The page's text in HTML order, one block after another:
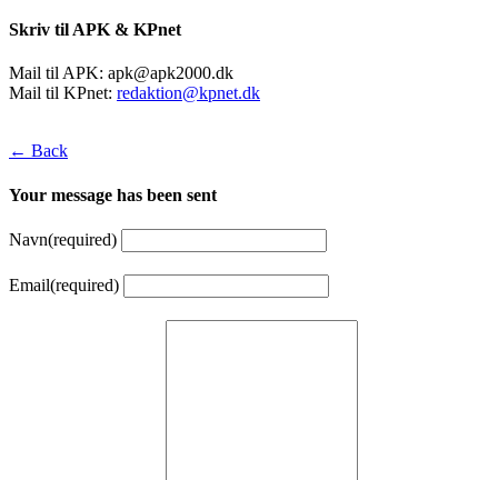
Skriv til APK & KPnet
Mail til APK: apk@apk2000.dk
Mail til KPnet: redaktion@kpnet.dk
← Back
Your message has been sent
Navn(required)
Email(required)